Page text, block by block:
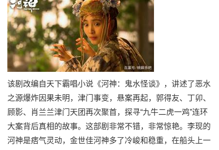
该剧改编自天下霸唱小说《河神：鬼水怪谈》，讲述了恶水
之源爆炸因果未明，津门事变，悬案再起，郭得友、丁卯、
顾影、肖兰兰津门天团再次聚首，探寻“九牛二虎一鸡”连环
大案背后真相的故事。这部剧非常不错，非常惊艳。李现的
河神是痞气灵动，金世佳河神多了冷峻和稳重，在船头上一